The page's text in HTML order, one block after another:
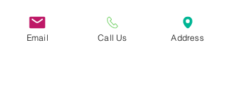
Email Call Us Address